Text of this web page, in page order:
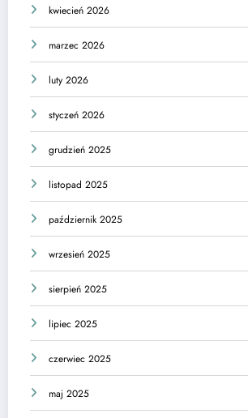
kwiecień 2026
marzec 2026
luty 2026
styczeń 2026
grudzień 2025
listopad 2025
październik 2025
wrzesień 2025
sierpień 2025
lipiec 2025
czerwiec 2025
maj 2025